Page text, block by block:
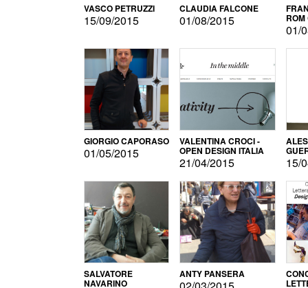
VASCO PETRUZZI
15/09/2015
CLAUDIA FALCONE
01/08/2015
01/
GIORGIO CAPORASO
01/05/2015
VALENTINA CROCI -
OPEN DESIGN ITALIA
21/04/2015 15/
SALVATORE
NAVARINO
ANTY PANSERA